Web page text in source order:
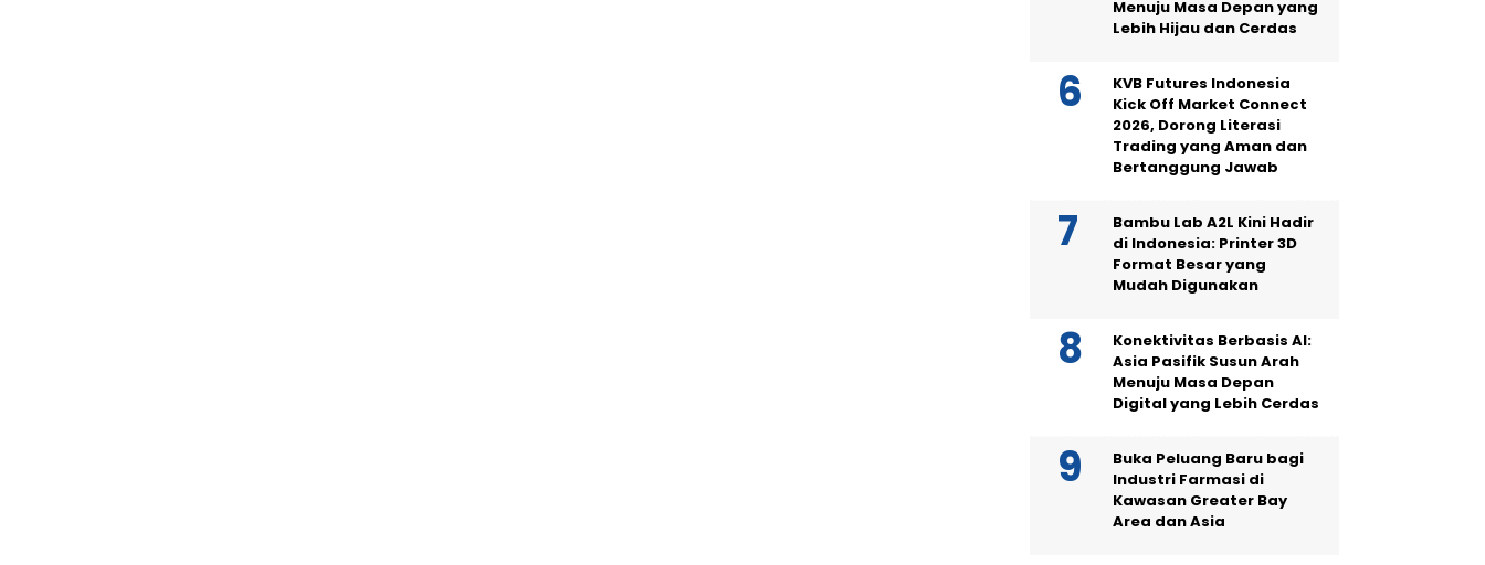
Menuju Masa Depan yang
Lebih Hijau dan Cerdas
KVB Futures Indonesia
Kick Off Market Connect
2026, Dorong Literasi
Trading yang Aman dan
Bertanggung Jawab
Bambu Lab A2L Kini Hadir
di Indonesia: Printer 3D
Format Besar yang
Mudah Digunakan
Konektivitas Berbasis AI:
Asia Pasifik Susun Arah
Menuju Masa Depan
Digital yang Lebih Cerdas
Buka Peluang Baru bagi
Industri Farmasi di
Kawasan Greater Bay
Area dan Asia